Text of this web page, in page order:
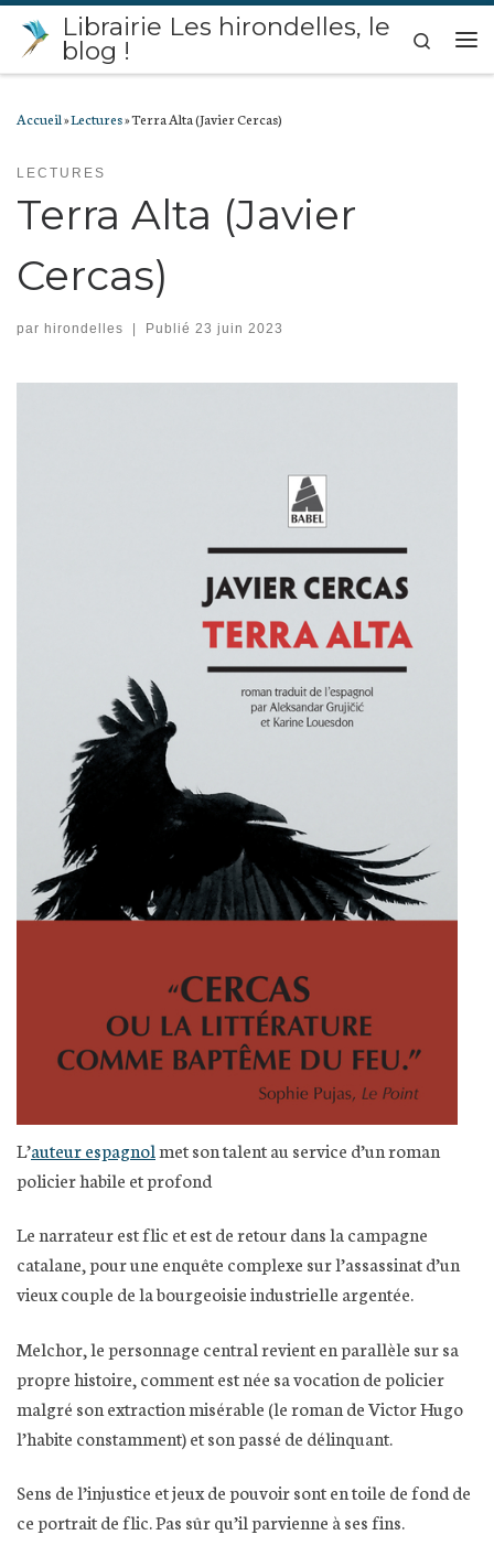
Passer au contenu
Librairie Les hirondelles, le
blog !
Search
Accueil»Lectures»Terra Alta (Javier Cercas)
LECTURES
Terra Alta (Javier
Cercas)
par hirondelles | Publié 23 juin 2023
L’auteur espagnolmet son talent au service d’un roman
policier habile et profond
Le narrateur est flic et est de retour dans la campagne
catalane, pour une enquête complexe sur l’assassinat d’un
vieux couple de la bourgeoisie industrielle argentée.
Melchor, le personnage central revient en parallèle sur sa
propre histoire, comment est née sa vocation de policier
malgré son extraction misérable (le roman de Victor Hugo
l’habite constamment) et son passé de délinquant.
Sens de l’injustice et jeux de pouvoir sont en toile de fond de
ce portrait de flic. Pas sûr qu’il parvienne à ses fins.